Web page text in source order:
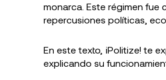
monarca. Este régimen fue
repercusiones políticas,
En este texto, ¡Politize! te
explicando su